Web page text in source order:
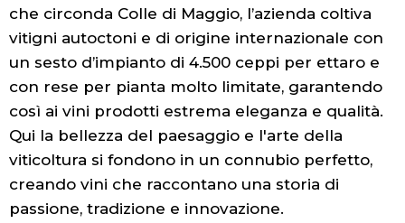
che circonda Colle di Maggio, l’azienda coltiva
vitigni autoctoni e di origine internazionale con
un sesto d’impianto di 4.500 ceppi per ettaro e
con rese per pianta molto limitate, garantendo
così ai vini prodotti estrema eleganza e qualità.
Qui la bellezza del paesaggio e l'arte della
viticoltura si fondono in un connubio perfetto,
creando vini che raccontano una storia di
passione, tradizione e innovazione.